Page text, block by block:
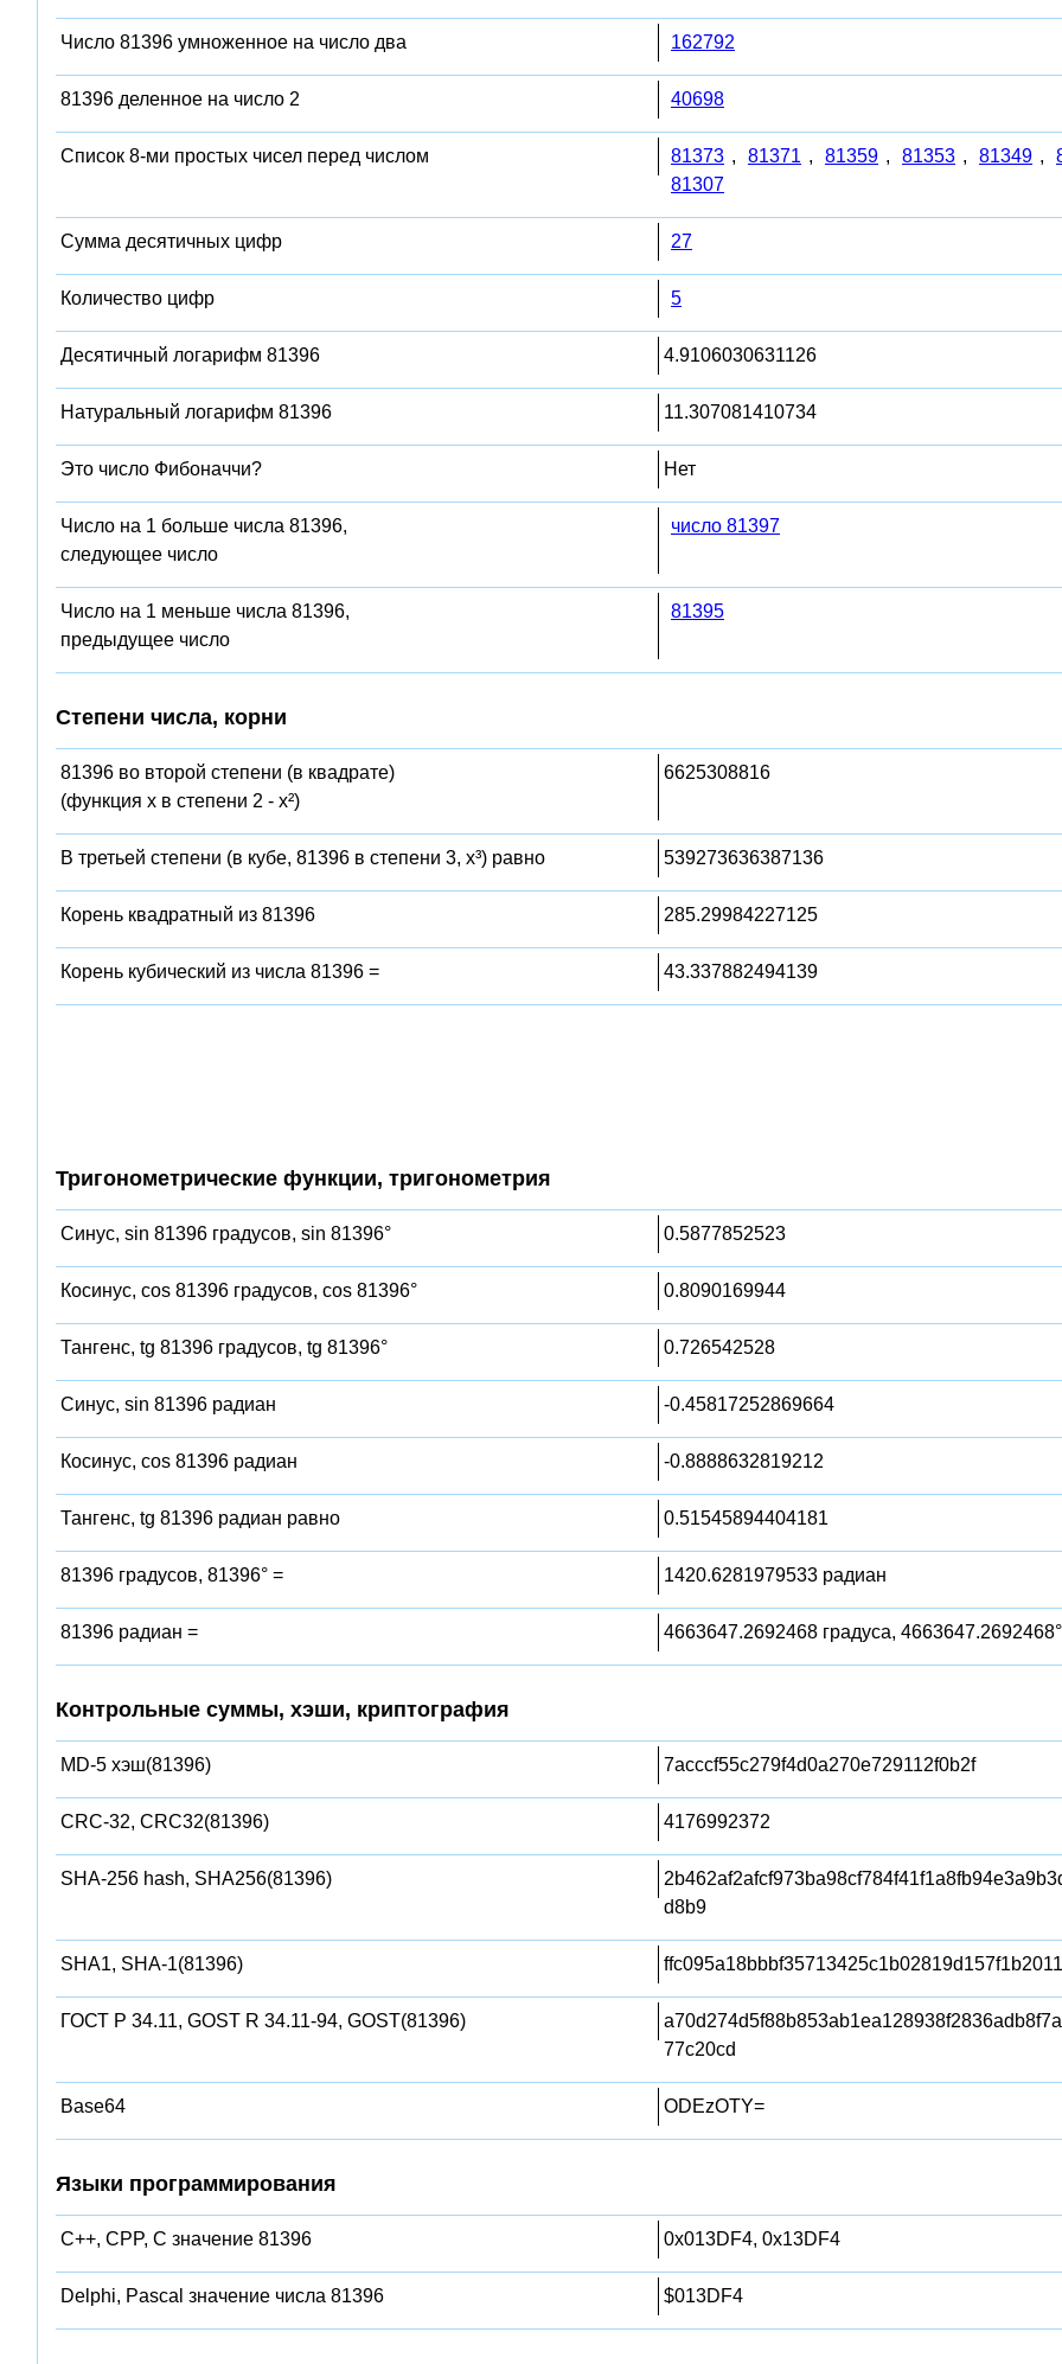
Число 81396 умноженное на число два 162792
81396 деленное на число 2 40698
Список 8-ми простых чисел перед числом 81373 , 81371 , 81359 , 81353 , 81349 ,
81307
Сумма десятичных цифр 27
Количество цифр 5
Десятичный логарифм 81396 4.9106030631126
Натуральный логарифм 81396 11.307081410734
Это число Фибоначчи? Нет
Число на 1 больше числа 81396,
следующее число
число 81397
Число на 1 меньше числа 81396,
предыдущее число
81395
Степени числа, корни
81396 во второй степени (в квадрате)
(функция x в степени 2 - x²)
6625308816
В третьей степени (в кубе, 81396 в степени 3, x³) равно 539273636387136
Корень квадратный из 81396 285.29984227125
Корень кубический из числа 81396 = 43.337882494139
Тригонометрические функции, тригонометрия
Синус, sin 81396 градусов, sin 81396° 0.5877852523
Косинус, cos 81396 градусов, cos 81396° 0.8090169944
Тангенс, tg 81396 градусов, tg 81396° 0.726542528
Синус, sin 81396 радиан -0.45817252869664
Косинус, cos 81396 радиан -0.8888632819212
Тангенс, tg 81396 радиан равно 0.51545894404181
81396 градусов, 81396° = 1420.6281979533 радиан
81396 радиан = 4663647.2692468 градуса, 4663647.2692468°
Контрольные суммы, хэши, криптография
MD-5 хэш(81396) 7acccf55c279f4d0a270e729112f0b2f
CRC-32, CRC32(81396) 4176992372
SHA-256 hash, SHA256(81396)
d8b9
SHA1, SHA-1(81396) ffc095a18bbbf35713425c1b02819d157f1b2011
ГОСТ Р 34.11, GOST R 34.11-94, GOST(81396)
77c20cd
Base64 ODEzOTY=
Языки программирования
C++, CPP, C значение 81396 0x013DF4, 0x13DF4
Delphi, Pascal значение числа 81396 $013DF4